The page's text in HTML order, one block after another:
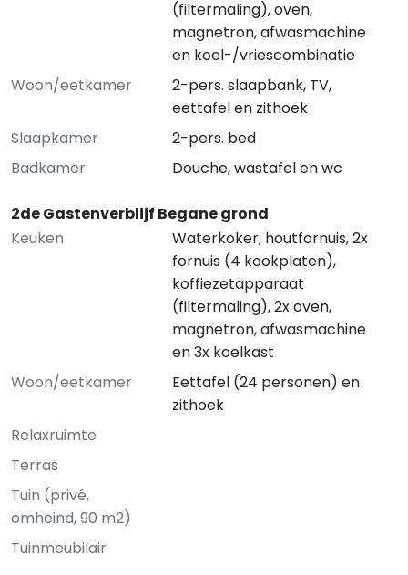
(filtermaling), oven,
magnetron, afwasmachine
en koel-/vriescombinatie
Woon/eetkamer
2-pers. slaapbank, TV,
eettafel en zithoek
Slaapkamer
2-pers. bed
Badkamer
Douche, wastafel en wc
2de Gastenverblijf Begane grond
Keuken
Waterkoker, houtfornuis, 2x
fornuis (4 kookplaten),
koffiezetapparaat
(filtermaling), 2x oven,
magnetron, afwasmachine
en 3x koelkast
Woon/eetkamer
Eettafel (24 personen) en
zithoek
Relaxruimte
Terras
Tuin (privé,
omheind, 90 m2)
Tuinmeubilair